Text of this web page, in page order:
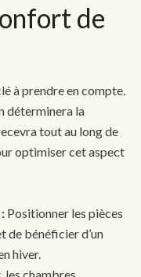
de
à prendre en compte.
déterminera la
tout au long de
optimiser cet aspect
Positionner les pièces
de bénéficier d’un
hiver.
les chambres